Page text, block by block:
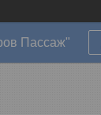
Пассаж"